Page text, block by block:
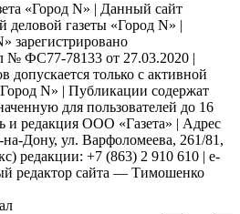
«Город N» | Данный сайт
деловой газеты «Город N» |
зарегистрировано
№ ФС77-78133 от 27.03.2020 |
допускается только с активной
N» | Публикации содержат
для пользователей до 16
и редакция ООО «Газета» | Адрес
Дону, ул. Варфоломеева, 261/81,
редакции: +7 (863) 2 910 610 | e-
редактор сайта — Тимошенко